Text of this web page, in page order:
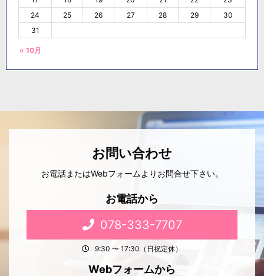
« 10月
24
25 26 27 28 29
30
31
お問い合わせ
お電話またはWebフォームよりお問合せ下さい。
お電話から
078-333-7707
9:30 〜 17:30（日祝定休）
Webフォームから